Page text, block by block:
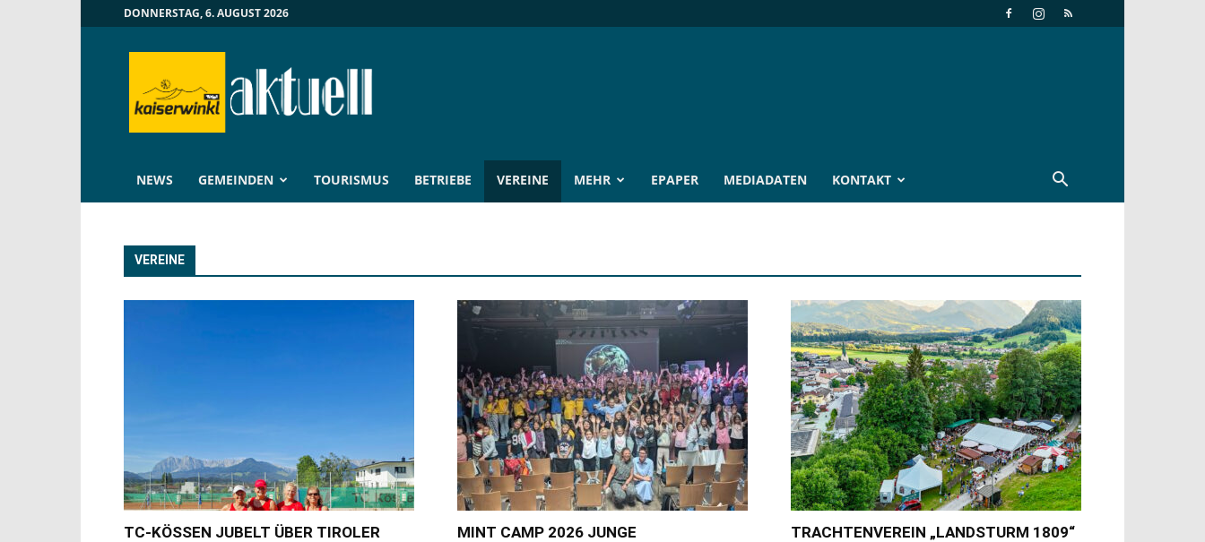
DONNERSTAG, 6. AUGUST 2026
Aktuell
NEWS GEMEINDEN TOURISMUS BETRIEBE VEREINE MEHR EPAPER MEDIADATEN KONTAKT
VEREINE
TC-KÖSSEN JUBELT ÜBER TIROLER
MINT CAMP 2026 JUNGE
TRACHTENVEREIN „LANDSTURM 1809“